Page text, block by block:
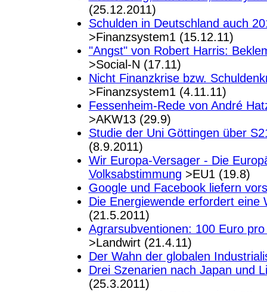
(25.12.2011)
Schulden in Deutschland auch
>Finanzsystem1 (15.12.11)
"Angst" von Robert Harris:
>Social-N (17.11)
Nicht Finanzkrise bzw.
>Finanzsystem1 (4.11.11)
Fessenheim-Rede von André
>AKW13 (29.9)
Studie der Uni Göttingen über
(8.9.2011)
Wir Europa-Versager - Die
Volksabstimmung >EU1 (19.8)
Google und Facebook liefern
Die Energiewende erfordert eine
(21.5.2011)
Agrarsubventionen: 100 Euro
>Landwirt (21.4.11)
Der Wahn der globalen
Drei Szenarien nach Japan und
(25.3.2011)